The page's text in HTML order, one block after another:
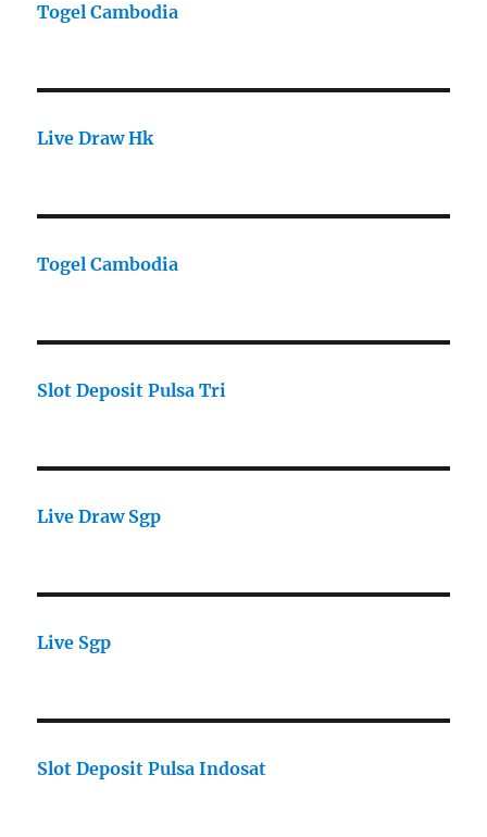
Togel Cambodia
Live Draw Hk
Togel Cambodia
Slot Deposit Pulsa Tri
Live Draw Sgp
Live Sgp
Slot Deposit Pulsa Indosat